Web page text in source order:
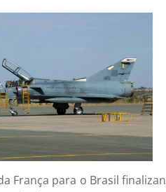
França para o Brasil